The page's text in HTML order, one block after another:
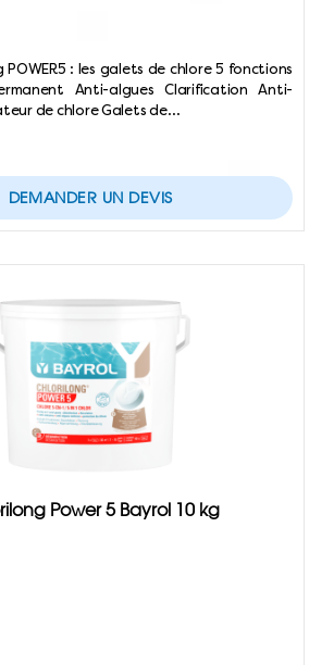
POWER5 : les galets de chlore 5 fonctions
Anti-algues Clarification Anti-
de chlore Galets de…
DEMANDER UN DEVIS
Power 5 Bayrol 10 kg